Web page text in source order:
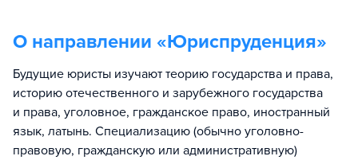
О направлении «Юриспруденция»
Будущие юристы изучают теорию государства и права,
историю отечественного и зарубежного государства
и права, уголовное, гражданское право, иностранный
язык, латынь. Специализацию (обычно уголовно-
правовую, гражданскую или административную)